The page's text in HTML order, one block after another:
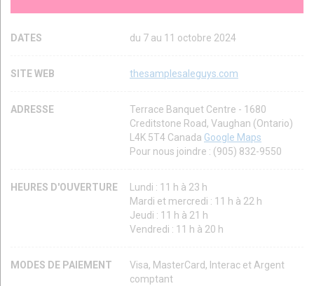
DATES du 7 au 11 octobre 2024
SITE WEB thesamplesaleguys.com
ADRESSE
Terrace Banquet Centre - 1680
Creditstone Road, Vaughan (Ontario)
L4K 5T4 Canada Google Maps
Pour nous joindre : (905) 832-9550
HEURES D'OUVERTURE
Lundi : 11 h à 23 h
Mardi et mercredi : 11 h à 22 h
Jeudi : 11 h à 21 h
Vendredi : 11 h à 20 h
MODES DE PAIEMENT
Visa, MasterCard, Interac et Argent
comptant